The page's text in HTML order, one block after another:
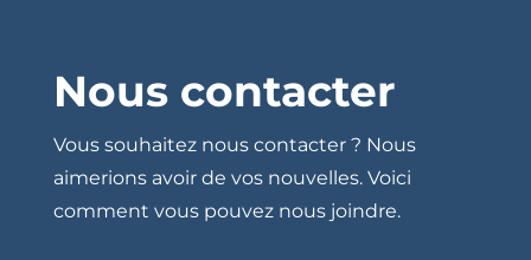
Nous contacter
Vous souhaitez nous contacter ? Nous
aimerions avoir de vos nouvelles. Voici
comment vous pouvez nous joindre.